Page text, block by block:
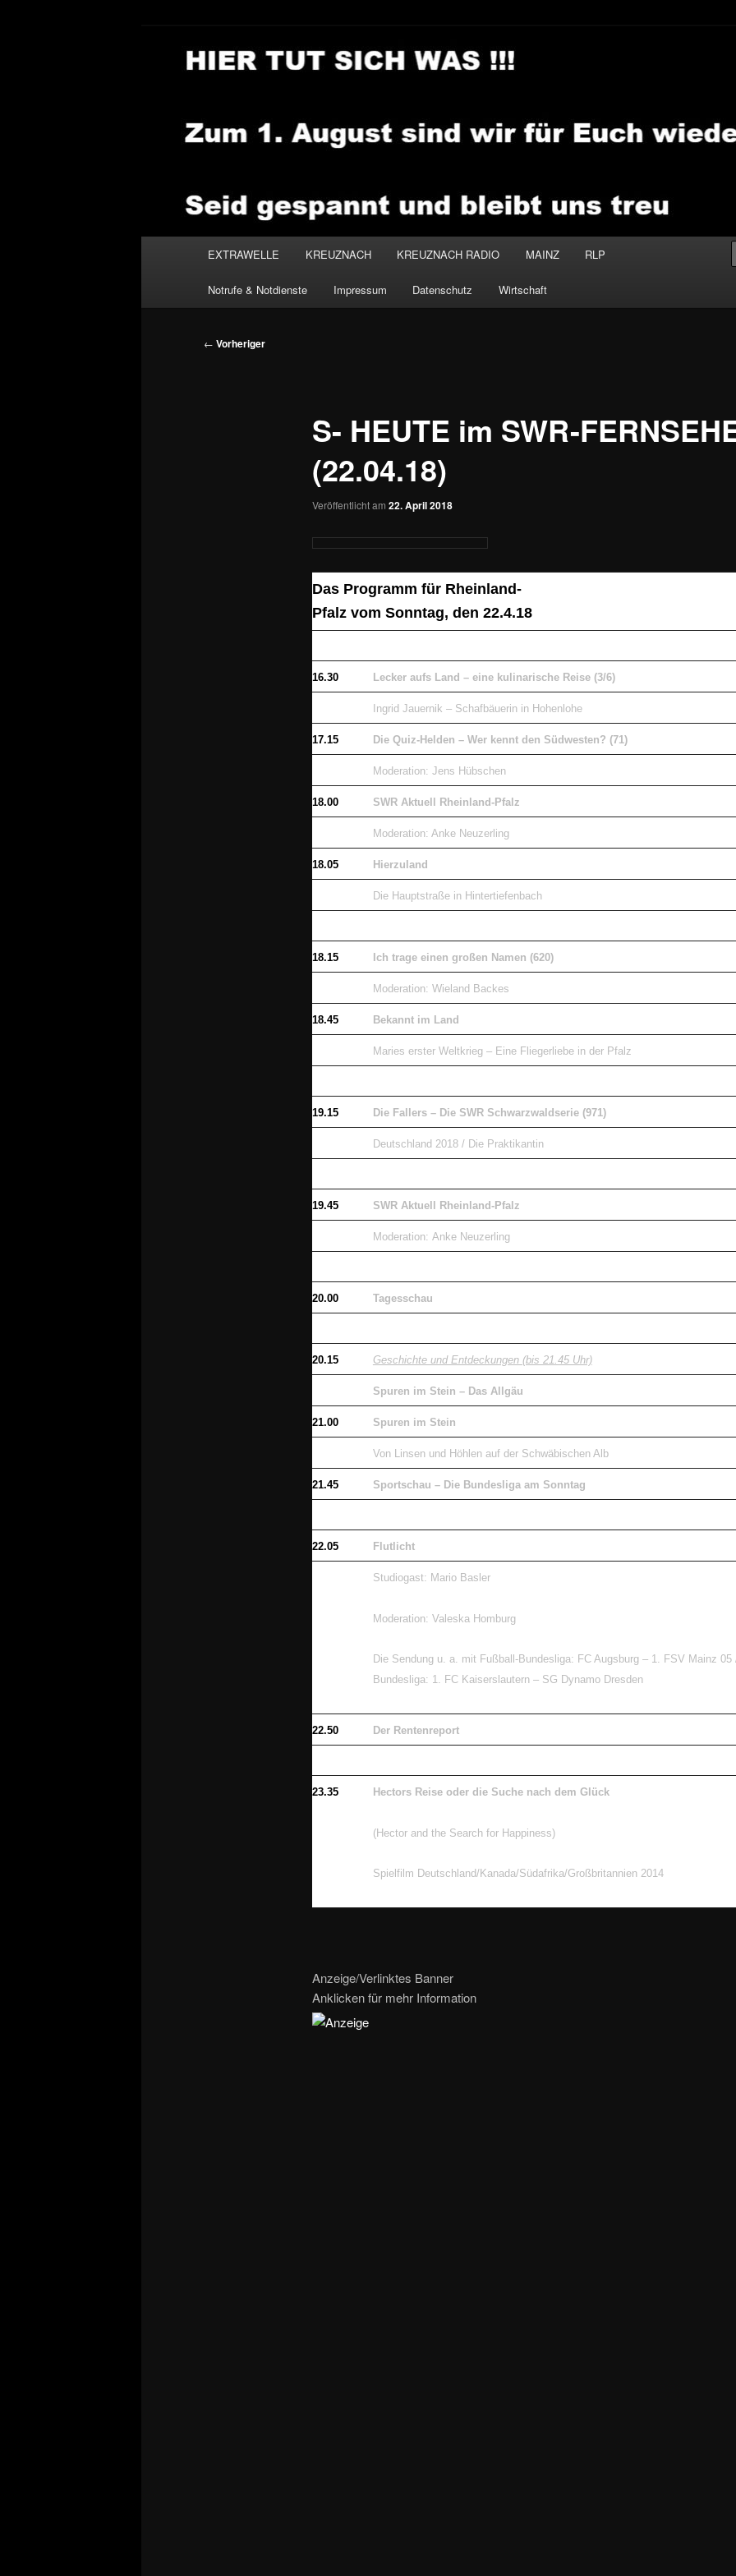
EXTRAWELLE KREUZNACH KREUZNACH RADIO MAINZ RLP
Notrufe & Notdienste Impressum Datenschutz Wirtschaft
Beitragsnavigation
← Vorheriger
S- HEUTE im SWR-
(22.04.18)
Veröffentlicht am 22. April 2018
Das Programm für Rheinland-
Pfalz vom Sonntag, den 22.4.18
16.30 Lecker aufs Land – eine kulinarische Reise (3/6)
Ingrid Jauernik – Schafbäuerin in Hohenlohe
17.15 Die Quiz-Helden – Wer kennt den Südwesten? (71)
Moderation: Jens Hübschen
18.00 SWR Aktuell Rheinland-Pfalz
Moderation: Anke Neuzerling
18.05 Hierzuland
Die Hauptstraße in Hintertiefenbach
18.15 Ich trage einen großen Namen (620)
Moderation: Wieland Backes
18.45 Bekannt im Land
Maries erster Weltkrieg – Eine Fliegerliebe in der Pfalz
19.15 Die Fallers – Die SWR Schwarzwaldserie (971)
Deutschland 2018 / Die Praktikantin
19.45 SWR Aktuell Rheinland-Pfalz
Moderation: Anke Neuzerling
20.00 Tagesschau
20.15 Geschichte und Entdeckungen (bis 21.45 Uhr)
Spuren im Stein – Das Allgäu
21.00 Spuren im Stein
Von Linsen und Höhlen auf der Schwäbischen Alb
21.45 Sportschau – Die Bundesliga am Sonntag
22.05 Flutlicht
Studiogast: Mario Basler
Moderation: Valeska Homburg
Die Sendung u. a. mit Fußball-Bundesliga: FC Augsburg – 1. FSV Mainz 05
Bundesliga: 1. FC Kaiserslautern – SG Dynamo Dresden
22.50 Der Rentenreport
23.35 Hectors Reise oder die Suche nach dem Glück
(Hector and the Search for Happiness)
Spielfilm Deutschland/Kanada/Südafrika/Großbritannien 2014
Anzeige/Verlinktes Banner
Anklicken für mehr Information